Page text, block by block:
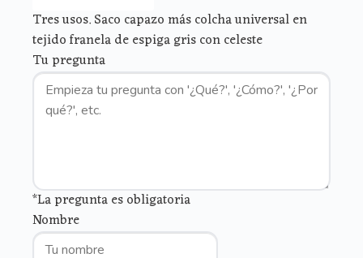
Tres usos. Saco capazo más colcha universal en
tejido franela de espiga gris con celeste
Tu pregunta
*La pregunta es obligatoria
Nombre